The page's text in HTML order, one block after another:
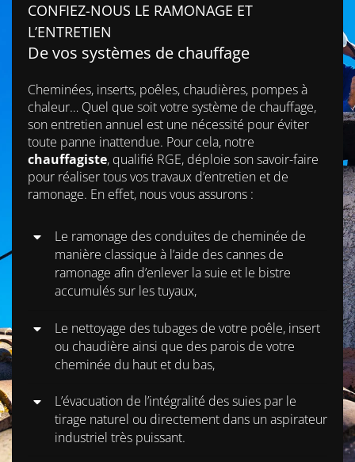
CONFIEZ-NOUS LE RAMONAGE ET
L’ENTRETIEN
De vos systèmes de chauffage
Cheminées, inserts, poêles, chaudières, pompes à
chaleur… Quel que soit votre système de chauffage,
son entretien annuel est une nécessité pour éviter
toute panne inattendue. Pour cela, notre
chauffagiste, qualifié RGE, déploie son savoir-faire
pour réaliser tous vos travaux d’entretien et de
ramonage. En effet, nous vous assurons :
Le ramonage des conduites de cheminée de
manière classique à l’aide des cannes de
ramonage afin d’enlever la suie et le bistre
accumulés sur les tuyaux,
Le nettoyage des tubages de votre poêle, insert
ou chaudière ainsi que des parois de votre
cheminée du haut et du bas,
L’évacuation de l’intégralité des suies par le
tirage naturel ou directement dans un aspirateur
industriel très puissant.